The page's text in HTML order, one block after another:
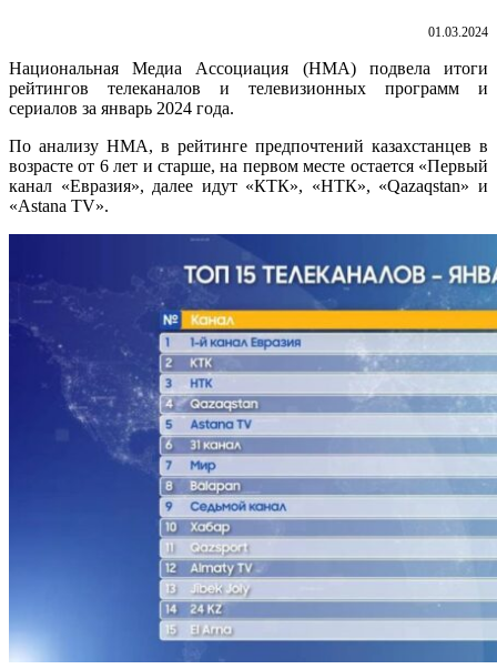
01.03.2024
Национальная Медиа Ассоциация (НМА) подвела итоги
рейтингов телеканалов и телевизионных программ и
сериалов за январь 2024 года.
По анализу НМА, в рейтинге предпочтений казахстанцев в
возрасте от 6 лет и старше, на первом месте остается «Первый
канал «Евразия», далее идут «КТК», «НТК», «Qazaqstan» и
«Astana TV».